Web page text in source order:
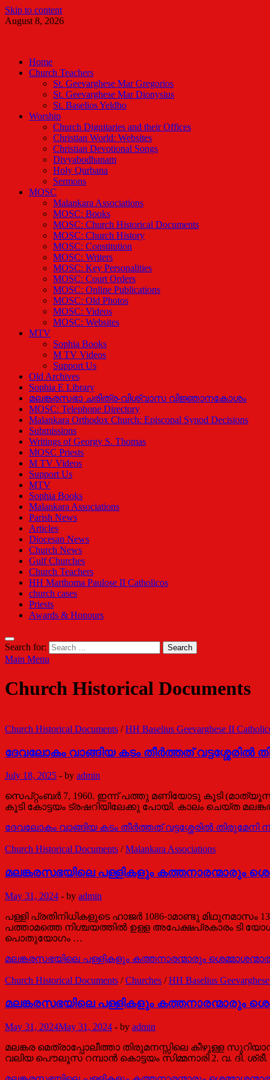
Skip to content
August 8, 2026
Home
Church Teachers
St. Geevarghese Mar Gregorios
St. Geevarghese Mar Dionysius
St. Baselios Yeldho
Worship
Church Dignitaries and their Offices
Christian World: Websites
Christian Devotional Songs
Divyabodhanam
Holy Qurbana
Sermons
MOSC
Malankara Associations
MOSC: Books
MOSC: Church Historical Documents
MOSC: Church History
MOSC: Constitution
MOSC: Writers
MOSC: Key Personalities
MOSC: Court Orders
MOSC: Online Publications
MOSC: Old Photos
MOSC: Videos
MOSC: Websites
MTV
Sophia Books
M TV Videos
Support Us
Old Archives
Sophia E Library
മലങ്കരസഭാ ചരിത്ര-വിശ്വാസ വിജ്ഞാനകോശം
MOSC: Telephone Directory
Malankara Orthodox Church: Episcopal Synod Decisions
Submissions
Writings of Georgy S. Thomas
MOSC Priests
M TV Videos
Support Us
MTV
Sophia Books
Malankara Associations
Parish News
Articles
Diocesan News
Church News
Gulf Churches
Church Teachers
HH Marthoma Paulose II Catholicos
church cases
Priests
Awards & Honours
Search for:
Main Menu
Church Historical Documents
Church Historical Documents /HH Baselius Geevarghese II
ദേവലോകം വാങ്ങിയ കടം തീര്‍ത്തത് വട്ടശ്ശേരില്‍
July 18, 2025 - by admin
സെപ്റ്റംബര്‍ 7, 1960. ഇന്ന് പത്തു മണിയോടു കൂടി
കൂടി കോട്ടയം ട്രഷറിയിലേക്കു പോയി. കാലം ചെയ്ത
ദേവലോകം വാങ്ങിയ കടം തീര്‍ത്തത് വട്ടശ്ശേരില്‍ തിരുമേനി
Church Historical Documents /Malankara Associations
മലങ്കരസഭയിലെ പള്ളികളും കത്തനാരന്മാരും
May 31, 2024 - by admin
പള്ളി പ്രതിനിധികളുടെ ഹാജര്‍ 1086-ാമാണ്ടു
പത്താമത്തെ നിശ്ചയത്തില്‍ ഉള്ള അപേക്ഷപ്രകാരം ടി
പൊതുയോഗം …
മലങ്കരസഭയിലെ പള്ളികളും കത്തനാരന്മാരും
Church Historical Documents /Churches /HH Baselius
മലങ്കരസഭയിലെ പള്ളികളും കത്തനാരന്മാരും
May 31, 2024May 31, 2024 - by admin
മലങ്കര മെത്രാപ്പോലീത്താ തിരുമനസ്സിലെ കീഴുള്ള
വലിയ പൌലൂസ റമ്പാന്‍ കൊട്ടയം സിമ്മനാരി 2. വ. ദി.